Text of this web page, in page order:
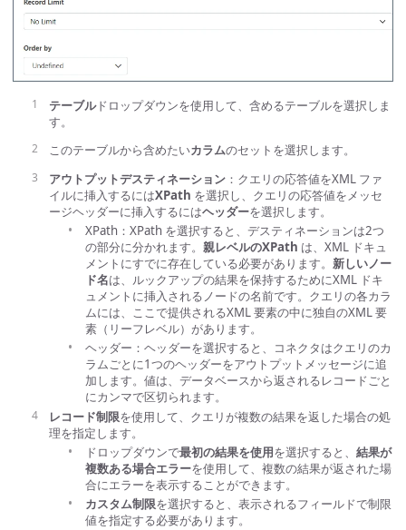
テーブルドロップダウンを使用して、含めるテーブルを選択しま
す。
このテーブルから含めたいカラムのセットを選択します。
アウトプットデスティネーション ：クエリの応答値をXML ファ
イルに挿入するにはXPath を選択し、クエリの応答値をメッセ
ージヘッダーに挿入するにはヘッダーを選択します。
XPath：XPath を選択すると、デスティネーションは2つ
の部分に分かれます。 親レベルのXPath は、XML ドキュ
メントにすでに存在している必要があります。 新しいノー
ド名は、ルックアップの結果を保持するためにXML ドキ
ュメントに挿入されるノードの名前です。クエリの各カラ
ムには、ここで提供されるXML 要素の中に独自のXML 要
素（リーフレベル）があります。
ヘッダー：ヘッダーを選択すると、コネクタはクエリのカ
ラムごとに1つのヘッダーをアウトプットメッセージに追
加します。値は、データベースから返されるレコードごと
にカンマで区切られます。
レコード制限を使用して、クエリが複数の結果を返した場合の処
理を指定します。
ドロップダウンで最初の結果を使用を選択すると、 結果が
複数ある場合エラーを使用して、複数の結果が返された場
合にエラーを表示することができます。
カスタム制限を選択すると、表示されるフィールドで制限
値を指定する必要があります。